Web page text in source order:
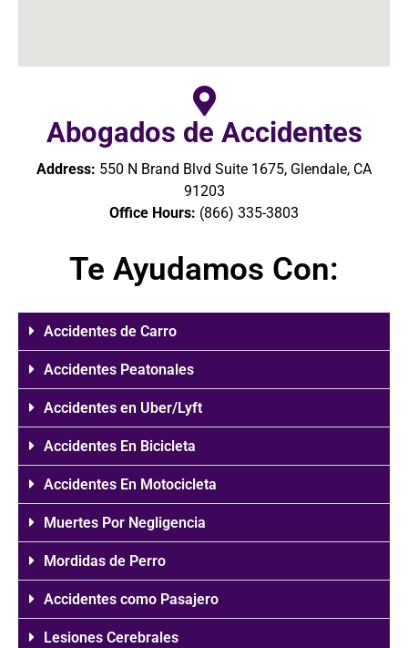
Abogados de Accidentes
Address: 550 N Brand Blvd Suite 1675, Glendale, CA
91203
Office Hours: (866) 335-3803
Te Ayudamos Con:
Accidentes de Carro
Accidentes Peatonales
Accidentes en Uber/Lyft
Accidentes En Bicicleta
Accidentes En Motocicleta
Muertes Por Negligencia
Mordidas de Perro
Accidentes como Pasajero
Lesiones Cerebrales